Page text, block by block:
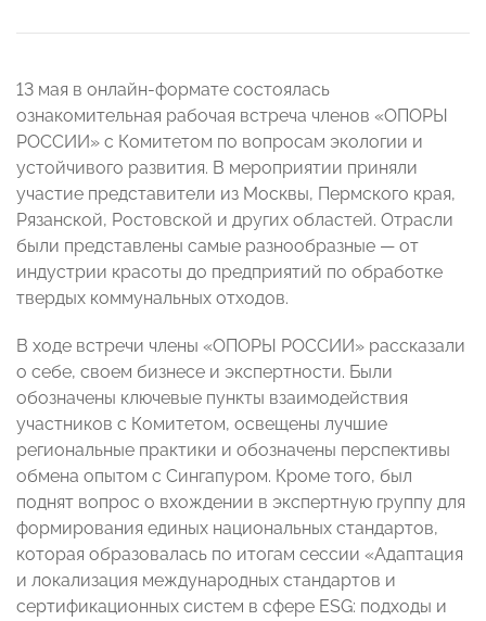
13 мая в онлайн-формате состоялась
ознакомительная рабочая встреча членов «ОПОРЫ
РОССИИ» с Комитетом по вопросам экологии и
устойчивого развития. В мероприятии приняли
участие представители из Москвы, Пермского края,
Рязанской, Ростовской и других областей. Отрасли
были представлены самые разнообразные — от
индустрии красоты до предприятий по обработке
твердых коммунальных отходов.
В ходе встречи члены «ОПОРЫ РОССИИ» рассказали
о себе, своем бизнесе и экспертности. Были
обозначены ключевые пункты взаимодействия
участников с Комитетом, освещены лучшие
региональные практики и обозначены перспективы
обмена опытом с Сингапуром. Кроме того, был
поднят вопрос о вхождении в экспертную группу для
формирования единых национальных стандартов,
которая образовалась по итогам сессии «Адаптация
и локализация международных стандартов и
сертификационных систем в сфере ESG: подходы и